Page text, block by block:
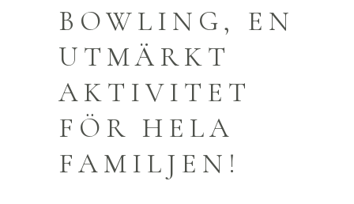
BOWLING, EN
UTMÄRKT
AKTIVITET
FÖR HELA
FAMILJEN!